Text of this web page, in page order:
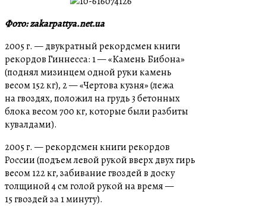
Фото: zakarpattya.net.ua
2005 г. — двукратный рекордсмен книги
рекордов Гиннесса: 1 — «Камень Бибона»
(поднял мизинцем одной руки камень
весом 152 кг), 2 — «Чертова кузня» (лежа
на гвоздях, положил на грудь 3 бетонных
блока весом 700 кг, которые были разбиты
кувалдами).
2005 г. — рекордсмен книги рекордов
России (подъем левой рукой вверх двух гирь
весом 122 кг, забивание гвоздей в доску
толщиной 4 см голой рукой на время —
15 гвоздей за 1 минуту).